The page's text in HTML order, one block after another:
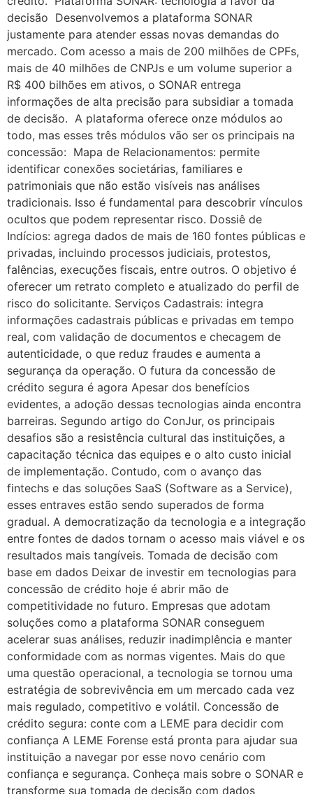
decisão Desenvolvemos a plataforma SONAR
justamente para atender essas novas demandas do
mercado. Com acesso a mais de 200 milhões de CPFs,
mais de 40 milhões de CNPJs e um volume superior a
R$ 400 bilhões em ativos, o SONAR entrega
informações de alta precisão para subsidiar a tomada
de decisão. A plataforma oferece onze módulos ao
todo, mas esses três módulos vão ser os principais na
concessão: Mapa de Relacionamentos: permite
identificar conexões societárias, familiares e
patrimoniais que não estão visíveis nas análises
tradicionais. Isso é fundamental para descobrir vínculos
ocultos que podem representar risco. Dossiê de
Indícios: agrega dados de mais de 160 fontes públicas e
privadas, incluindo processos judiciais, protestos,
falências, execuções fiscais, entre outros. O objetivo é
oferecer um retrato completo e atualizado do perfil de
risco do solicitante. Serviços Cadastrais: integra
informações cadastrais públicas e privadas em tempo
real, com validação de documentos e checagem de
autenticidade, o que reduz fraudes e aumenta a
segurança da operação. O futura da concessão de
crédito segura é agora Apesar dos benefícios
evidentes, a adoção dessas tecnologias ainda encontra
barreiras. Segundo artigo do ConJur, os principais
desafios são a resistência cultural das instituições, a
capacitação técnica das equipes e o alto custo inicial
de implementação. Contudo, com o avanço das
fintechs e das soluções SaaS (Software as a Service),
esses entraves estão sendo superados de forma
gradual. A democratização da tecnologia e a integração
entre fontes de dados tornam o acesso mais viável e os
resultados mais tangíveis. Tomada de decisão com
base em dados Deixar de investir em tecnologias para
concessão de crédito hoje é abrir mão de
competitividade no futuro. Empresas que adotam
soluções como a plataforma SONAR conseguem
acelerar suas análises, reduzir inadimplência e manter
conformidade com as normas vigentes. Mais do que
uma questão operacional, a tecnologia se tornou uma
estratégia de sobrevivência em um mercado cada vez
mais regulado, competitivo e volátil. Concessão de
crédito segura: conte com a LEME para decidir com
confiança A LEME Forense está pronta para ajudar sua
instituição a navegar por esse novo cenário com
confiança e segurança. Conheça mais sobre o SONAR e
transforme sua tomada de decisão com dados